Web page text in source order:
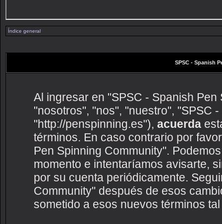
Índice general
SPSC - Spanish
Al ingresar en "SPSC - Spanish
"nosotros", "nos", "nuestro", "SPSC
"http://penspinning.es"), acuerda
términos. En caso contrario por
Pen Spinning Community".
momento e intentaríamos avisarte,
por su cuenta periódicamente.
Community" después de esos
sometido a esos nuevos términos